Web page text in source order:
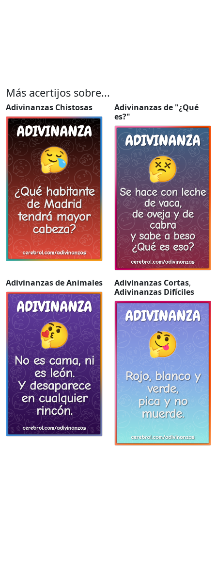
Más acertijos sobre...
Adivinanzas Chistosas
Adivinanzas de "¿Qué
es?"
Adivinanzas de Animales Adivinanzas Cortas,
Adivinanzas Difíciles